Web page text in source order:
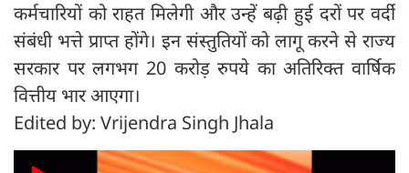
कर्मचारियों को राहत मिलेगी और उन्हें बढ़ी हुई दरों पर वर्दी
संबंधी भत्ते प्राप्त होंगे। इन संस्तुतियों को लागू करने से राज्य
सरकार पर लगभग 20 करोड़ रुपये का अतिरिक्त वार्षिक
वित्तीय भार आएगा।
Edited by: Vrijendra Singh Jhala